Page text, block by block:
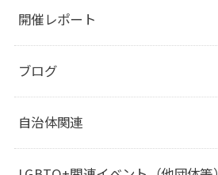
開催レポート
ブログ
自治体関連